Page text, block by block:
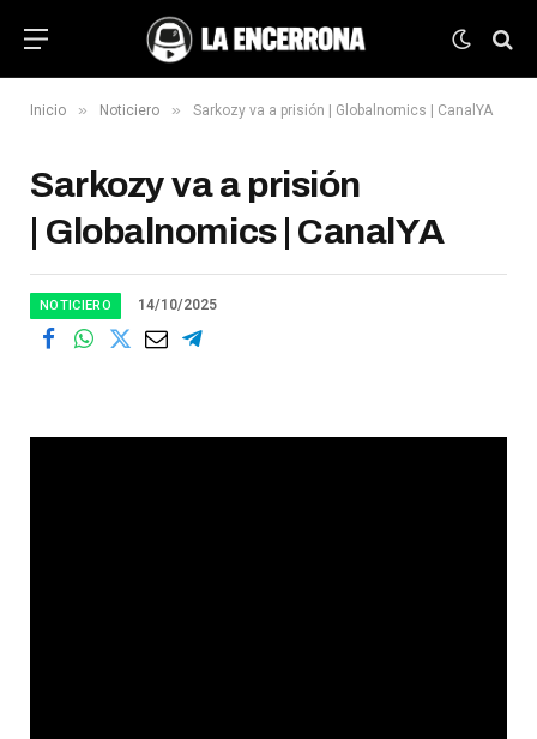
Inicio » Noticiero » Sarkozy va a prisión | Globalnomics | CanalYA
Sarkozy va a prisión
| Globalnomics | CanalYA
NOTICIERO 14/10/2025